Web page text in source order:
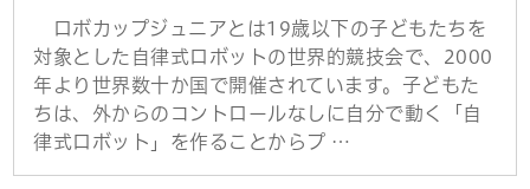
ロボカップジュニアとは19歳以下の子どもたちを
対象とした自律式ロボットの世界的競技会で、2000
年より世界数十か国で開催されています。子どもた
ちは、外からのコントロールなしに自分で動く「自
律式ロボット」を作ることからプ …